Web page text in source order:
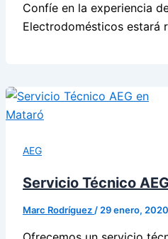
Confíe en la experiencia
Electrodomésticos estará
AEG
Servicio Técnico
Marc Rodríguez / 29 enero, 2020